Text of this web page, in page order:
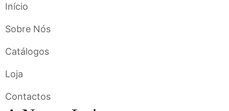
Início
Sobre Nós
Catálogos
Loja
Contactos